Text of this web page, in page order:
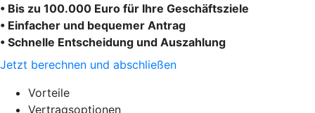
• Bis zu 100.000 Euro für Ihre Geschäftsziele
• Einfacher und bequemer Antrag
• Schnelle Entscheidung und Auszahlung
Jetzt berechnen und abschließen
Vorteile
Vertragsoptionen